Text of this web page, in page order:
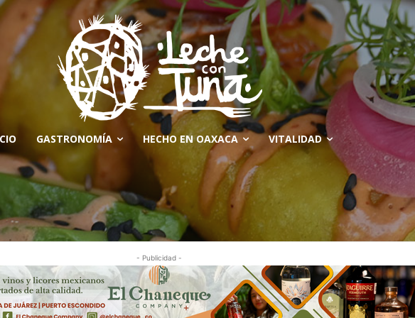
GASTRONOMÍA HECHO EN OAXACA VITALIDAD
- Publicidad -